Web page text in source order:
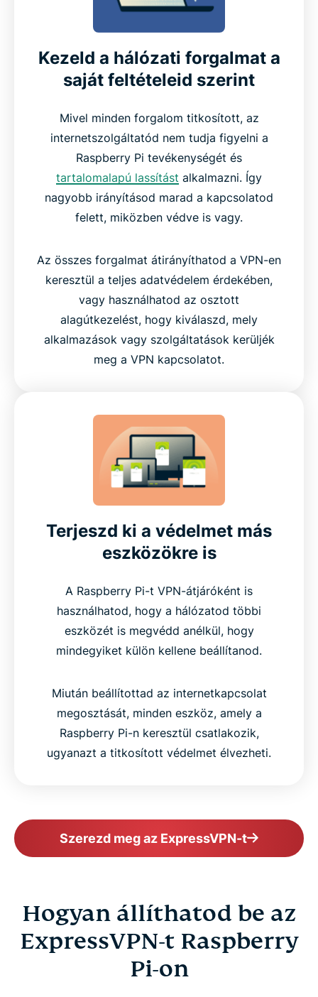
Kezeld a hálózati forgalmat a
saját feltételeid szerint
Mivel minden forgalom titkosított, az
internetszolgáltatód nem tudja figyelni a
Raspberry Pi tevékenységét és
tartalomalapú lassítást alkalmazni. Így
nagyobb irányításod marad a kapcsolatod
felett, miközben védve is vagy.
Az összes forgalmat átirányíthatod a VPN-en
keresztül a teljes adatvédelem érdekében,
vagy használhatod az osztott
alagútkezelést, hogy kiválaszd, mely
alkalmazások vagy szolgáltatások kerüljék
meg a VPN kapcsolatot.
Terjeszd ki a védelmet más
eszközökre is
A Raspberry Pi-t VPN-átjáróként is
használhatod, hogy a hálózatod többi
eszközét is megvédd anélkül, hogy
mindegyiket külön kellene beállítanod.
Miután beállítottad az internetkapcsolat
megosztását, minden eszköz, amely a
Raspberry Pi-n keresztül csatlakozik,
ugyanazt a titkosított védelmet élvezheti.
Szerezd meg az ExpressVPN-t
Hogyan állíthatod be az
ExpressVPN-t Raspberry
Pi-on